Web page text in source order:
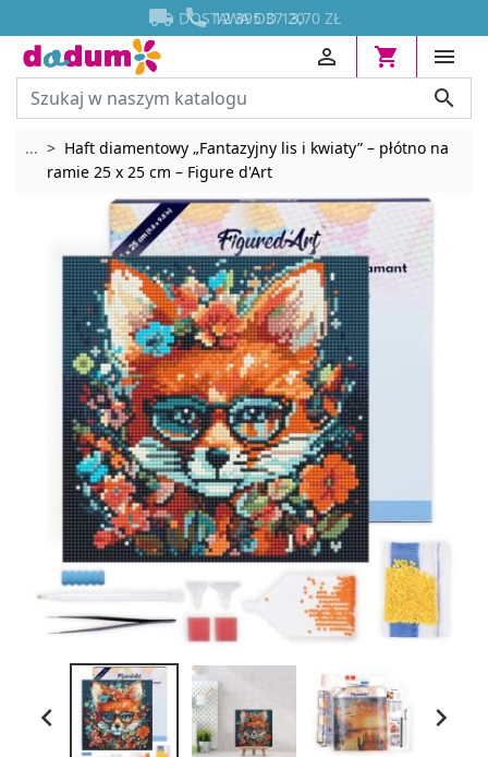

 DOSTAWA OD 13,70 ZŁ






... Rozwiń breadcrumbs
Haft diamentowy „Fantazyjny lis i kwiaty” – płótno na
ramie 25 x 25 cm – Figure d'Art
 